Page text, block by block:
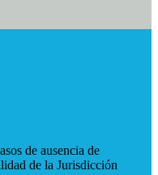
de ausencia de
de la Jurisdicción